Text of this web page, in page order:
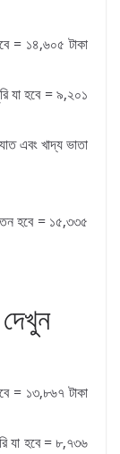
= ১৪,৬০৫ টাকা
যা হবে = ৯,২০১
এবং খাদ্য ভাতা
হবে = ১৫,৩৩৫
= ১৩,৮৬৭ টাকা
যা হবে = ৮,৭৩৬